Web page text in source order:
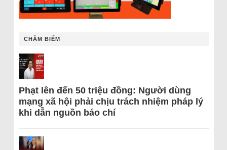
CHÂM BIẾM
Phạt lên đến 50 triệu đồng: Người dùng
mạng xã hội phải chịu trách nhiệm pháp lý
khi dẫn nguồn báo chí